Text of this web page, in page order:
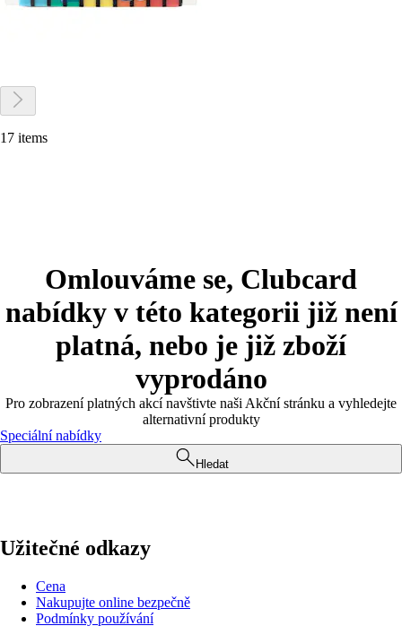
17 items
Omlouváme se, Clubcard
nabídky v této kategorii již není
platná, nebo je již zboží
vyprodáno
Pro zobrazení platných akcí navštivte naši Akční stránku a vyhledejte
alternativní produkty
Speciální nabídky
Hledat
Užitečné odkazy
Cena
Nakupujte online bezpečně
Podmínky používání